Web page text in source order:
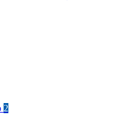
2